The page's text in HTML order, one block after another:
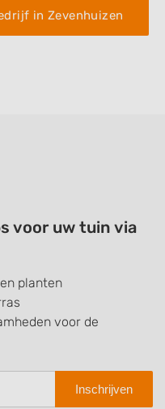
in Zevenhuizen
voor uw tuin via
planten
voor de
Inschrijven